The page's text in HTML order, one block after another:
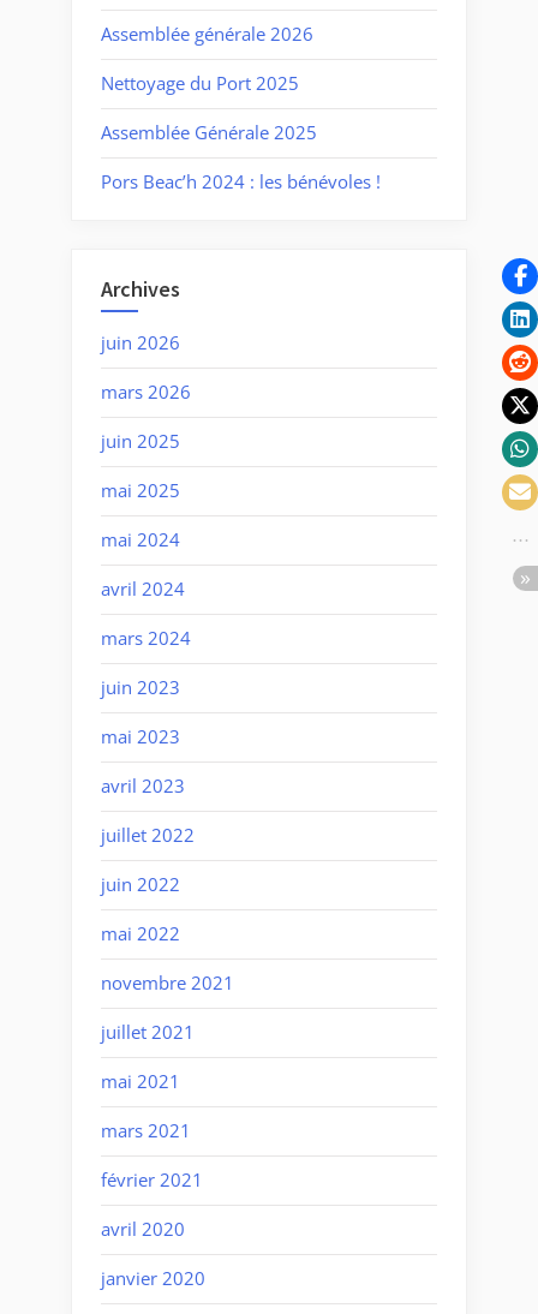
Assemblée générale 2026
Nettoyage du Port 2025
Assemblée Générale 2025
Pors Beac’h 2024 : les bénévoles !
Archives
juin 2026
mars 2026
juin 2025
mai 2025
mai 2024
avril 2024
mars 2024
juin 2023
mai 2023
avril 2023
juillet 2022
juin 2022
mai 2022
novembre 2021
juillet 2021
mai 2021
mars 2021
février 2021
avril 2020
janvier 2020